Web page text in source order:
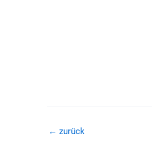
← zurück